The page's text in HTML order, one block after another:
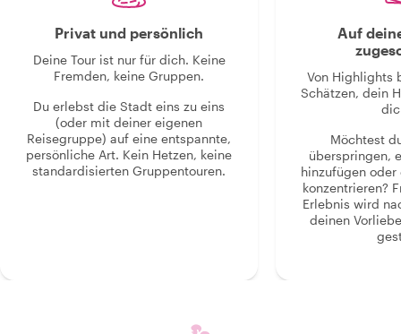
Privat und persönlich
Deine Tour ist nur für dich. Keine
Fremden, keine Gruppen.
Du erlebst die Stadt eins zu eins
(oder mit deiner eigenen
Reisegruppe) auf eine entspannte,
persönliche Art. Kein Hetzen, keine
standardisierten Gruppentouren.
Auf
Von Highlights
Schätzen, dein
Möchtest
überspringen,
hinzufügen
konzentrieren?
Erlebnis wird
deinen